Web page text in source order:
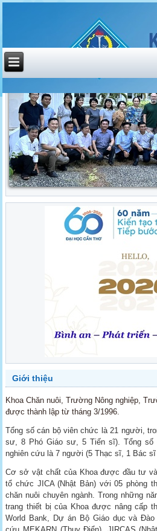
Giới thiệu
Khoa Chăn nuôi, Trường Nông nghiệp,
được thành lập từ tháng 3/1996.
Tổng số cán bộ viên chức là 21 người,
sư, 8 Phó Giáo sư, 5 Tiến sĩ). Tổng số
nghiên cứu là 7 người (5 Thạc sĩ, 1 Bác
Cơ sở vật chất của Khoa được đầu tư
tổ chức JICA (Nhật Bản) với 05 phòng
chăn nuôi chuyên ngành. Trong những
trang thiết bị của Khoa được nâng cấp
World Bank, Dự án Bộ Giáo dục và